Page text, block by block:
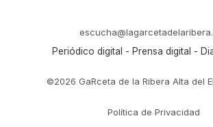
Periódico digital - Prensa digital -
©2026 GaRceta de la Ribera Alta del
Política de Privacidad